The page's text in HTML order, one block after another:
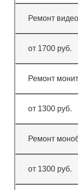
Ремонт
от 1700 руб.
Ремонт
от 1300 руб.
Ремонт
от 1300 руб.